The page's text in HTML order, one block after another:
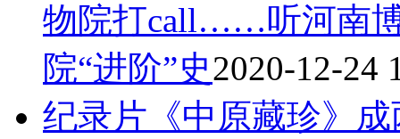
物院打call……听河南
院“进阶”史2020-12-24
纪录片《中原藏珍》